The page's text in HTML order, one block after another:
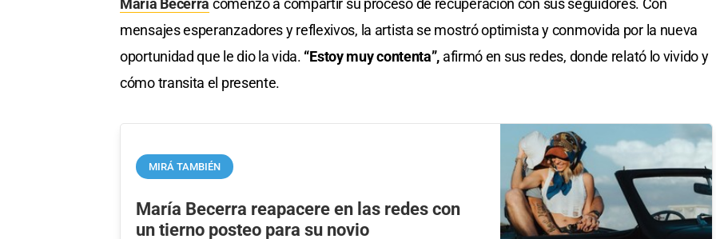
María Becerra comenzó a compartir su proceso de recuperación con sus seguidores. Con
mensajes esperanzadores y reflexivos, la artista se mostró optimista y conmovida por la nueva
oportunidad que le dio la vida. “Estoy muy contenta”, afirmó en sus redes, donde relató lo vivido y
cómo transita el presente.
MIRÁ TAMBIÉN
María Becerra reapacere en las redes con
un tierno posteo para su novio